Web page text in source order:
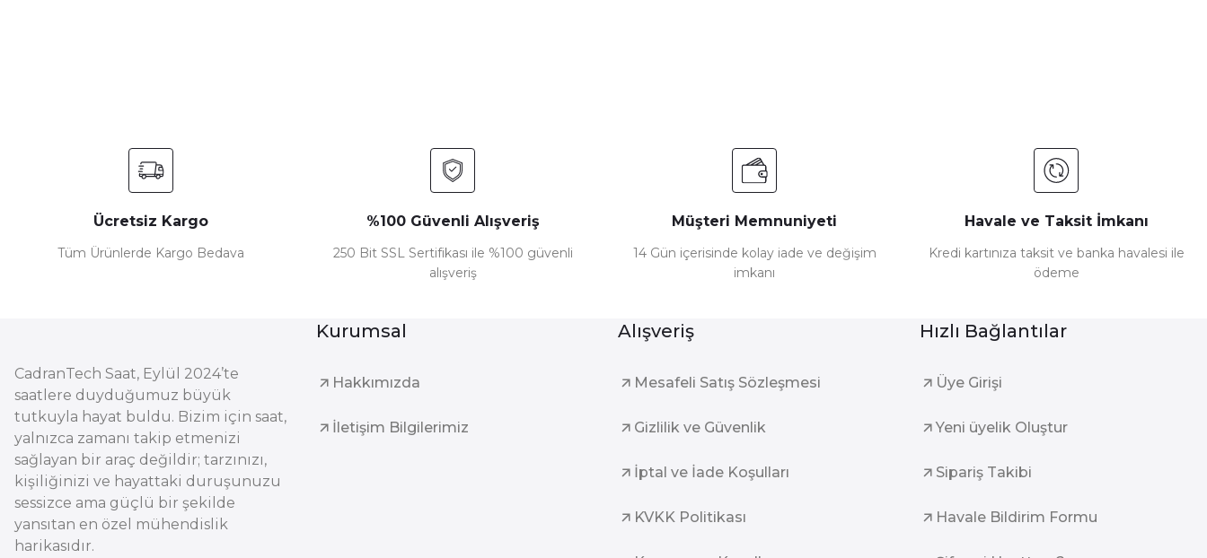
Ücretsiz Kargo
Tüm Ürünlerde Kargo Bedava
%100 Güvenli Alışveriş
250 Bit SSL Sertifikası ile %100 güvenli
alışveriş
Müşteri Memnuniyeti
14 Gün içerisinde kolay iade ve değişim
imkanı
Havale ve Taksit İmkanı
Kredi kartınıza taksit ve banka havalesi ile
ödeme
CadranTech Saat, Eylül 2024’te
saatlere duyduğumuz büyük
tutkuyla hayat buldu. Bizim için saat,
yalnızca zamanı takip etmenizi
sağlayan bir araç değildir; tarzınızı,
kişiliğinizi ve hayattaki duruşunuzu
sessizce ama güçlü bir şekilde
yansıtan en özel mühendislik
harikasıdır.
Kurumsal
Hakkımızda
İletişim Bilgilerimiz
Alışveriş
Mesafeli Satış Sözleşmesi
Gizlilik ve Güvenlik
İptal ve İade Koşulları
KVKK Politikası
Hızlı Bağlantılar
Üye Girişi
Yeni üyelik Oluştur
Sipariş Takibi
Havale Bildirim Formu